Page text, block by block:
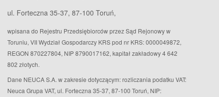
ul. Forteczna 35-37, 87-100 Toruń,
wpisana do Rejestru Przedsiębiorców przez Sąd Rejonowy w
Toruniu, VII Wydział Gospodarczy KRS pod nr KRS: 0000049872,
REGON 870227804, NIP 8790017162, kapitał zakładowy 4 642
802 złotych.
Dane NEUCA S.A. w zakresie dotyczącym: rozliczania podatku VAT:
Neuca Grupa VAT, ul. Forteczna 35-37, 87-100 Toruń, NIP: